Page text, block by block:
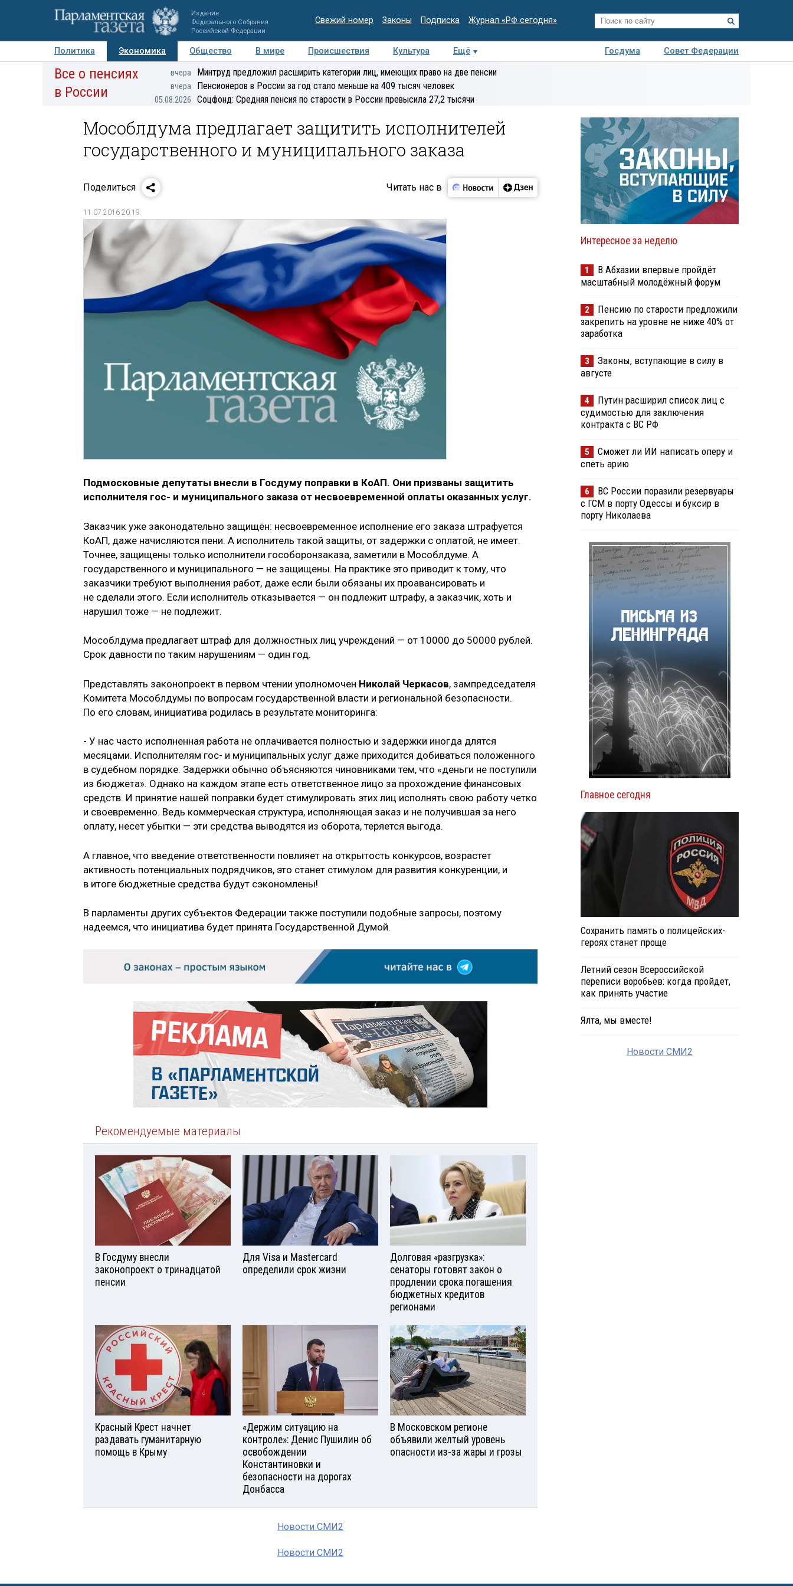
Издание
Федерального Собрания
Российской Федерации
Свежий номер Законы Подписка Журнал «РФ сегодня»
Политика Экономика Общество В мире Происшествия Культура Ещё Госдума
Совет Федерации
Авторы Персоны Мнения Регионы Медиацентр Интервью Колумнисты
Деловая
Все о пенсиях
в России
вчера Минтруд предложил расширить категории лиц, имеющих право на две пенсии
вчера Пенсионеров в России за год стало меньше на 409 тысяч человек
05.08.2026 Соцфонд: Средняя пенсия по старости в России превысила 27,2 тысячи
Мособлдума предлагает защитить исполнителей
государственного и муниципального заказа
Поделиться Читать нас в
11.07.2016 20:19
Подмосковные депутаты внесли в Госдуму поправки в КоАП. Они призваны защитить
исполнителя гос- и муниципального заказа от несвоевременной оплаты оказанных услуг.
Заказчик уже законодательно защищён: несвоевременное исполнение его заказа штрафуется
КоАП, даже начисляются пени. А исполнитель такой защиты, от задержки с оплатой, не имеет.
Точнее, защищены только исполнители гособоронзаказа, заметили в Мособлдуме. А
государственного и муниципального — не защищены. На практике это приводит к тому, что
заказчики требуют выполнения работ, даже если были обязаны их проавансировать и
не сделали этого. Если исполнитель отказывается — он подлежит штрафу, а заказчик, хоть и
нарушил тоже — не подлежит.
Мособлдума предлагает штраф для должностных лиц учреждений — от 10000 до 50000 рублей.
Срок давности по таким нарушениям — один год.
Представлять законопроект в первом чтении уполномочен Николай Черкасов, зампредседателя
Комитета Мособлдумы по вопросам государственной власти и региональной безопасности.
По его словам, инициатива родилась в результате мониторинга:
- У нас часто исполненная работа не оплачивается полностью и задержки иногда длятся
месяцами. Исполнителям гос- и муниципальных услуг даже приходится добиваться положенного
в судебном порядке. Задержки обычно объясняются чиновниками тем, что «деньги не поступили
из бюджета». Однако на каждом этапе есть ответственное лицо за прохождение финансовых
средств. И принятие нашей поправки будет стимулировать этих лиц исполнять свою работу четко
и своевременно. Ведь коммерческая структура, исполняющая заказ и не получившая за него
оплату, несет убытки — эти средства выводятся из оборота, теряется выгода.
А главное, что введение ответственности повлияет на открытость конкурсов, возрастет
активность потенциальных подрядчиков, это станет стимулом для развития конкуренции, и
в итоге бюджетные средства будут сэкономлены!
В парламенты других субъектов Федерации также поступили подобные запросы, поэтому
надеемся, что инициатива будет принята Государственной Думой.
Рекомендуемые материалы
В Госдуму внесли
законопроект о тринадцатой
пенсии
Для Visа и Mastercard
определили срок жизни
Долговая «разгрузка»:
сенаторы готовят закон о
продлении срока погашения
бюджетных кредитов
регионами
Красный Крест начнет
раздавать гуманитарную
помощь в Крыму
«Держим ситуацию на
контроле»: Денис Пушилин об
освобождении
Константиновки и
безопасности на дорогах
Донбасса
В Московском регионе
объявили желтый уровень
опасности из-за жары и грозы
Новости СМИ2
Новости СМИ2
Интересное за неделю
1
В Абхазии впервые пройдёт
масштабный молодёжный форум
2
Пенсию по старости предложили
закрепить на уровне не ниже 40% от
заработка
3
Законы, вступающие в силу в
августе
4
Путин расширил список лиц с
судимостью для заключения
контракта с ВС РФ
5
Сможет ли ИИ написать оперу и
спеть арию
6
ВС России поразили резервуары
с ГСМ в порту Одессы и буксир в
порту Николаева
Главное сегодня
Сохранить память о полицейских-
героях станет проще
Летний сезон Всероссийской
переписи воробьев: когда пройдет,
как принять участие
Ялта, мы вместе!
Новости СМИ2